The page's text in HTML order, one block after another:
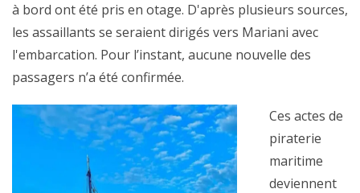
à bord ont été pris en otage. D'après plusieurs sources,
les assaillants se seraient dirigés vers Mariani avec
l'embarcation. Pour l’instant, aucune nouvelle des
passagers n’a été confirmée.
Ces actes de
piraterie
maritime
deviennent